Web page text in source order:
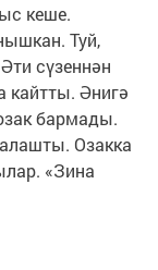
кеше.
Туй,
сүзеннән
Әнигә
бармады.
Озакка
«Зина